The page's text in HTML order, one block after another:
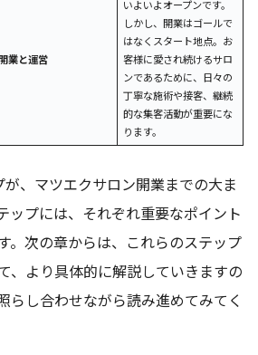
業と運営
いよいよオープンです。
しかし、開業はゴールで
はなくスタート地点。お
客様に愛され続けるサロ
ンであるために、日々の
丁寧な施術や接客、継続
的な集客活動が重要にな
ります。
、マツエクサロン開業までの大ま
ップには、それぞれ重要なポイント
。次の章からは、これらのステップ
、より具体的に解説していきますの
らし合わせながら読み進めてみてく